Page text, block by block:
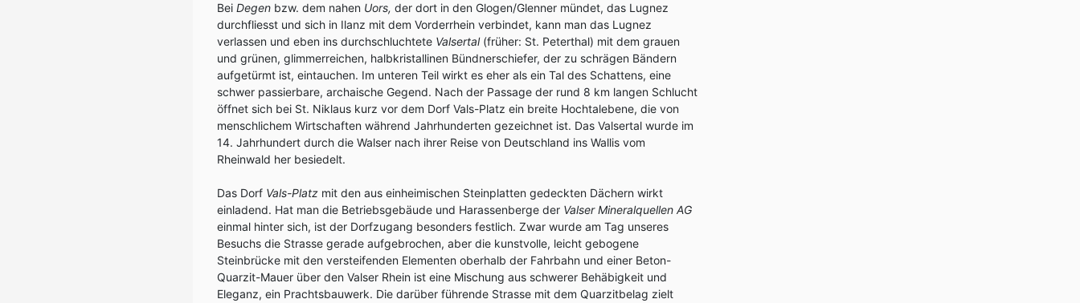
Bei Degen bzw. dem nahen Uors, der dort in den Glogen/Glenner mündet, das Lugnez
durchfliesst und sich in Ilanz mit dem Vorderrhein verbindet, kann man das Lugnez
verlassen und eben ins durchschluchtete Valsertal(früher: St. Peterthal) mit dem grauen
und grünen, glimmerreichen, halbkristallinen Bündnerschiefer, der zu schrägen Bändern
aufgetürmt ist, eintauchen. Im unteren Teil wirkt es eher als ein Tal des Schattens, eine
schwer passierbare, archaische Gegend. Nach der Passage der rund 8 km langen Schlucht
öffnet sich bei St. Niklaus kurz vor dem Dorf Vals-Platz ein breite Hochtalebene, die von
menschlichem Wirtschaften während Jahrhunderten gezeichnet ist. Das Valsertal wurde im
14. Jahrhundert durch die Walser nach ihrer Reise von Deutschland ins Wallis vom
Rheinwald her besiedelt.
Das Dorf Vals-Platz mit den aus einheimischen Steinplatten gedeckten Dächern wirkt
einladend. Hat man die Betriebsgebäude und Harassenberge der Valser Mineralquellen AG
einmal hinter sich, ist der Dorfzugang besonders festlich. Zwar wurde am Tag unseres
Besuchs die Strasse gerade aufgebrochen, aber die kunstvolle, leicht gebogene
Steinbrücke mit den versteifenden Elementen oberhalb der Fahrbahn und einer Beton-
Quarzit-Mauer über den Valser Rhein ist eine Mischung aus schwerer Behäbigkeit und
Eleganz, ein Prachtsbauwerk. Die darüber führende Strasse mit dem Quarzitbelag zielt